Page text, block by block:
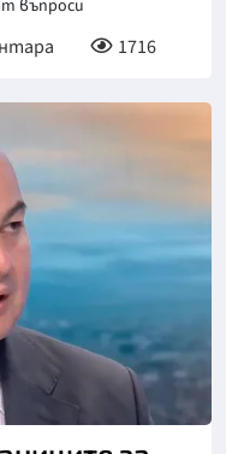
въпроси
1716